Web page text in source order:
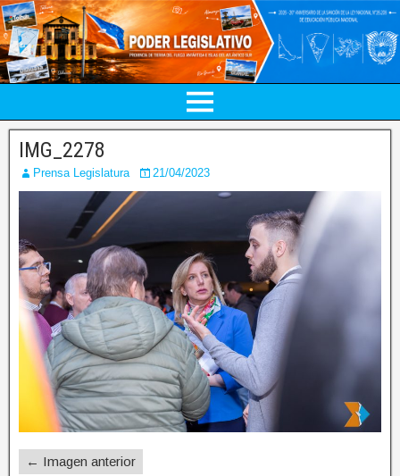
IMG_2278
Prensa Legislatura 21/04/2023
← Imagen anterior